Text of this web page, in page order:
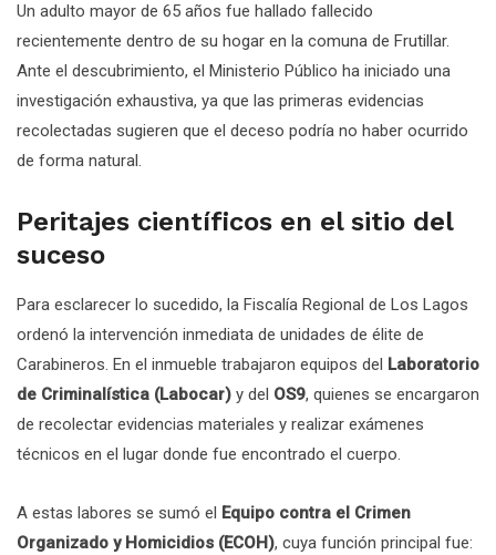
Un adulto mayor de 65 años fue hallado fallecido
recientemente dentro de su hogar en la comuna de Frutillar.
Ante el descubrimiento, el Ministerio Público ha iniciado una
investigación exhaustiva, ya que las primeras evidencias
recolectadas sugieren que el deceso podría no haber ocurrido
de forma natural.
Peritajes científicos en el sitio del
suceso
Para esclarecer lo sucedido, la Fiscalía Regional de Los Lagos
ordenó la intervención inmediata de unidades de élite de
Carabineros. En el inmueble trabajaron equipos del Laboratorio
de Criminalística (Labocar) y del OS9, quienes se encargaron
de recolectar evidencias materiales y realizar exámenes
técnicos en el lugar donde fue encontrado el cuerpo.
A estas labores se sumó el Equipo contra el Crimen
Organizado y Homicidios (ECOH), cuya función principal fue: